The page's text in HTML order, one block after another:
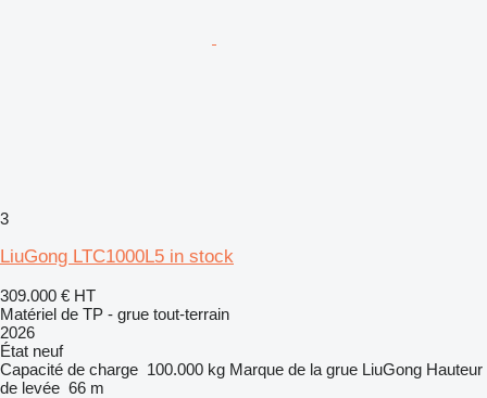
3
LiuGong LTC1000L5 in stock
309.000 € HT
Matériel de TP - grue tout-terrain
2026
État neuf
Capacité de charge 100.000 kg Marque de la grue LiuGong Hauteur
de levée 66 m